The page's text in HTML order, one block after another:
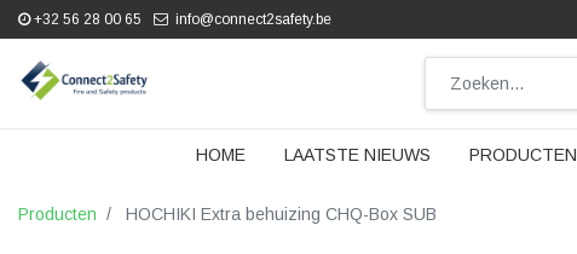
+32 56 28 00 65 info@connect2safety.be
HOME LAATSTE NIEUWS PRODUCTEN
Producten HOCHIKI Extra behuizing CHQ-Box SUB